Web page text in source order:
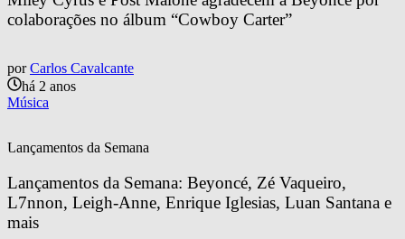
colaborações no álbum “Cowboy Carter”
por Carlos Cavalcante
há 2 anos
Música
Lançamentos da Semana
Lançamentos da Semana: Beyoncé, Zé Vaqueiro,
L7nnon, Leigh-Anne, Enrique Iglesias, Luan Santana e
mais